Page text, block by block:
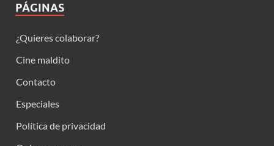
PÁGINAS
¿Quieres colaborar?
Cine maldito
Contacto
Especiales
Política de privacidad